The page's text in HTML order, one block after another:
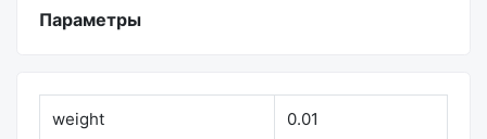
Параметры
weight 0.01